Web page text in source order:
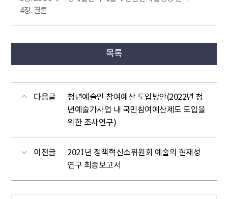
4장. 결론
목록
다음글
청년예술인 참여예산 도입방안(2022년 청
년예술가사업 내 국민참여예산제도 도입을
위한 조사연구)
이전글
2021년 정책혁신소위원회 예술의 현재성
연구 최종보고서